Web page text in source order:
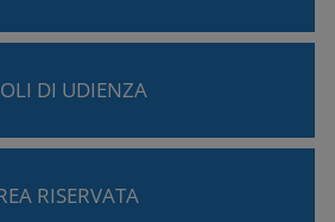
DI UDIENZA
RISERVATA